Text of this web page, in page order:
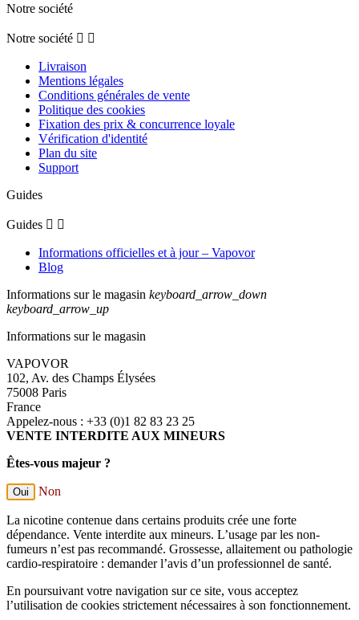
Notre société
Notre société  
Livraison
Mentions légales
Conditions générales de vente
Politique des cookies
Fixation des prix & concurrence loyale
Vérification d'identité
Plan du site
Support
Guides
Guides  
Informations officielles et à jour – Vapovor
Blog
Informations sur le magasin keyboard_arrow_down
keyboard_arrow_up
Informations sur le magasin
VAPOVOR
102, Av. des Champs Élysées
75008 Paris
France
Appelez-nous : +33 (0)1 82 83 23 25
VENTE INTERDITE AUX MINEURS
Êtes-vous majeur ?
Oui Non
La nicotine contenue dans certains produits crée une forte
dépendance. Vente interdite aux mineurs. L’usage par les non-
fumeurs n’est pas recommandé. Grossesse, allaitement ou pathologie
cardio-respiratoire : demander l’avis d’un professionnel de santé.
En poursuivant votre navigation sur ce site, vous acceptez
l’utilisation de cookies strictement nécessaires à son fonctionnement.